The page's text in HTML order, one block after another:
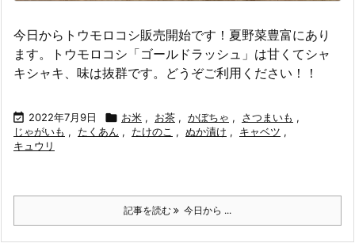
今日からトウモロコシ販売開始です！夏野菜豊富にあり
ます。トウモロコシ「ゴールドラッシュ」は甘くてシャ
キシャキ、味は抜群です。どうぞご利用ください！！
 2022年7月9日  お米 , お茶 , かぼちゃ , さつまいも ,
じゃがいも , たくあん , たけのこ , ぬか漬け , キャベツ ,
キュウリ
記事を読む 今日から ...